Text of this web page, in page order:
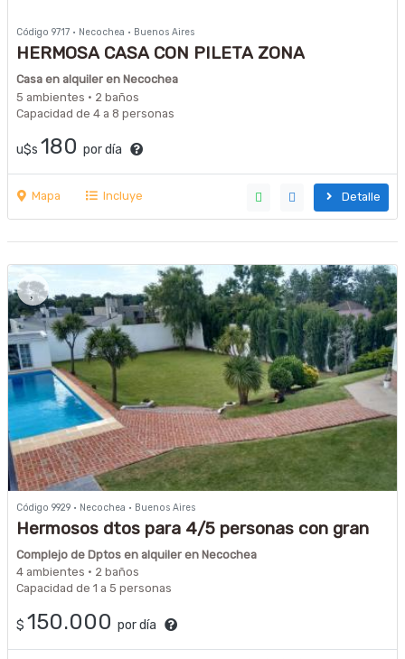
Código 9717 · Necochea · Buenos Aires
HERMOSA CASA CON PILETA ZONA
PARQUE/PLAYA
Casa en alquiler en Necochea
5 ambientes · 2 baños
Capacidad de 4 a 8 personas
u$s 180 por día
Mapa Incluye Detalle
Código 9929 · Necochea · Buenos Aires
Hermosos dtos para 4/5 personas con gran
parque y pileta de natacion
Complejo de Dptos en alquiler en Necochea
4 ambientes · 2 baños
Capacidad de 1 a 5 personas
$ 150.000 por día